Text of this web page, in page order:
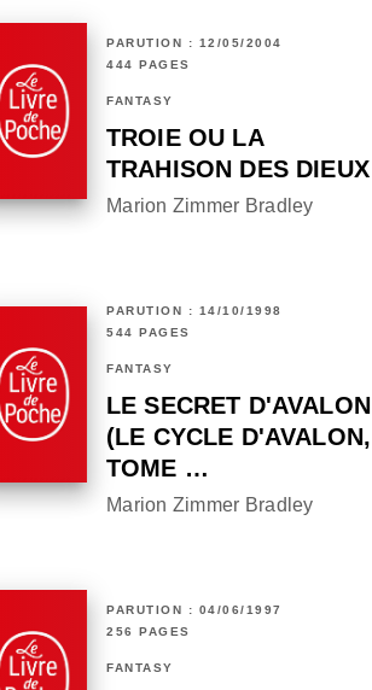
PARUTION : 12/05/2004
444 PAGES
FANTASY
TROIE OU LA
TRAHISON DES DIEUX
Marion Zimmer Bradley
PARUTION : 14/10/1998
544 PAGES
FANTASY
LE SECRET D'AVALON
(LE CYCLE D'AVALON,
TOME …
Marion Zimmer Bradley
PARUTION : 04/06/1997
256 PAGES
FANTASY